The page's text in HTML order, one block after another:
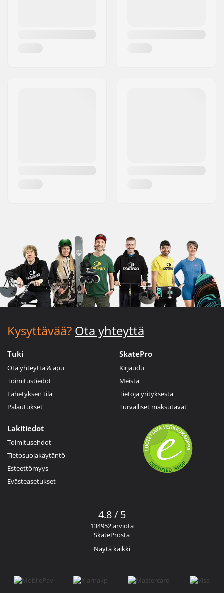
Kysyttävää? Ota yhteyttä
Tuki
Ota yhteyttä & apu
Toimitustiedot
Lähetyksen tila
Palautukset
SkatePro
Kirjaudu
Meistä
Tietoja yrityksestä
Turvalliset maksutavat
Lakitiedot
Toimitusehdot
Tietosuojakäytäntö
Esteettömyys
Evästeasetukset
4.8 / 5
134952 arviota
SkateProsta
Näytä kaikki